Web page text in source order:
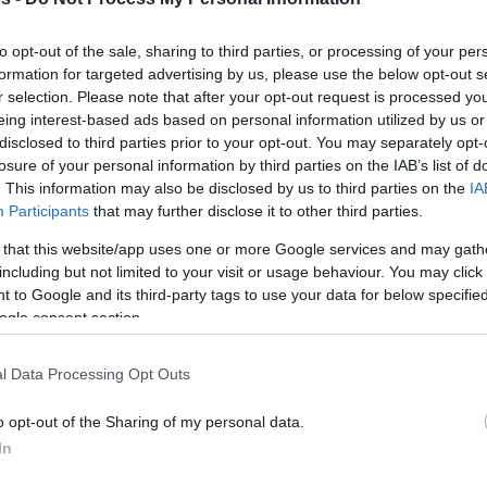
opt-out of the sale, sharing to third parties, or processing of your
for targeted advertising by us, please use the below opt-out
selection. Please note that after your opt-out request is processed
interest-based ads based on personal information utilized by us
to third parties prior to your opt-out. You may separately
of your personal information by third parties on the IAB’s list of
This information may also be disclosed by us to third parties on the
Participants that may further disclose it to other third parties.
that this website/app uses one or more Google services and may
but not limited to your visit or usage behaviour. You may
to Google and its third-party tags to use your data for below
consent section.
Data Processing Opt Outs
opt-out of the Sharing of my personal data.
Tης Eurohoops team/
info@eurohoops.net
Με ανακούφιση είδε ο κόουτς Πέσιτς
τον Βασίλιε Μίτσιτς να προπονείται
με τους συμπαίκτες του την Τετάρτη
(20/8) και έτσι θέτει υποψηφιότητα
για τη συμμετοχή του στο φετινό
Ευρωμπάσκετ.
Υπάρχει δε, σημαντική πιθανότητα να
φιλικό παιχνίδι με τη Σλοβενία του
(21/8) όπως δήλωσε ο Σβέτισλαβ Πέσιτς, ο
κατάσταση του σούπερ σταρ της Χάποελ